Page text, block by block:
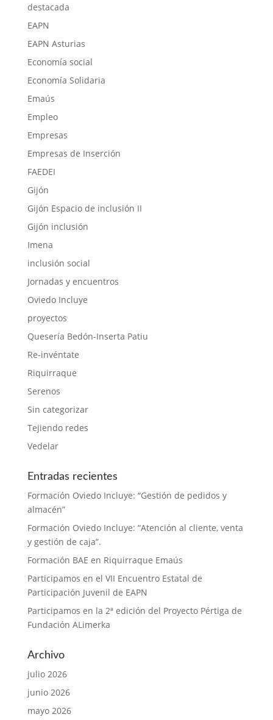
destacada
EAPN
EAPN Asturias
Economía social
Economía Solidaria
Emaús
Empleo
Empresas
Empresas de Inserción
FAEDEI
Gijón
Gijón Espacio de inclusión II
Gijón inclusión
Imena
inclusión social
Jornadas y encuentros
Oviedo Incluye
proyectos
Quesería Bedón-Inserta Patiu
Re-invéntate
Riquirraque
Serenos
Sin categorizar
Tejiendo redes
Vedelar
Entradas recientes
Formación Oviedo Incluye: “Gestión de pedidos y
almacén”
Formación Oviedo Incluye: “Atención al cliente, venta
y gestión de caja”.
Formación BAE en Riquirraque Emaús
Participamos en el VII Encuentro Estatal de
Participación Juvenil de EAPN
Participamos en la 2ª edición del Proyecto Pértiga de
Fundación ALimerka
Archivo
julio 2026
junio 2026
mayo 2026